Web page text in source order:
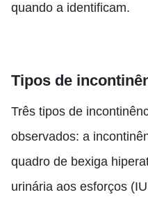
quando a identificam.
Tipos de
Três tipos de
observados: a
quadro de bexiga
urinária aos esforços